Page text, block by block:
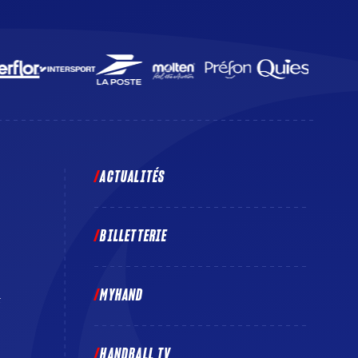
ACTUALITÉS
BILLETTERIE
MYHAND